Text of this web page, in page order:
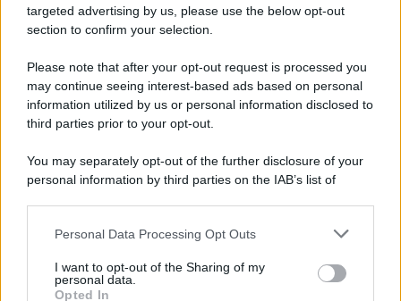
targeted advertising by us, please use the below opt-out
section to confirm your selection.
Please note that after your opt-out request is processed you
may continue seeing interest-based ads based on personal
information utilized by us or personal information disclosed to
third parties prior to your opt-out.
You may separately opt-out of the further disclosure of your
personal information by third parties on the IAB’s list of
This information may also be disclosed by us to third parties
disclose it to other third parties.
Personal Data Processing Opt Outs
I want to opt-out of the Sharing of my
personal data.
Opted In
© 2026 - Pianeta Design - P.IVA 04827280654 - Testata
Registrata Al Tribunale Di Nocera Inferiore N. 8/2020 - RG N.
ISCRIZIONE AL ROC N. 35792 – ISCRITTA ALL’ANSO
(ASSOCIAZIONE NAZIONALE STAMPA ONLINE)
PREFERENZE PRIVACY